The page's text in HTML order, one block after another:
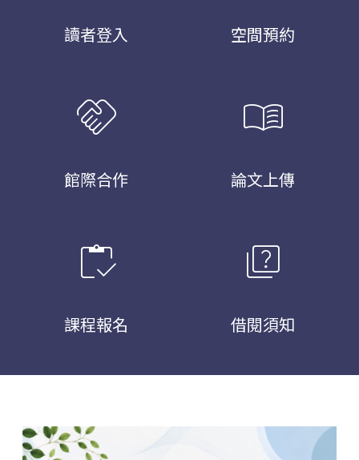
讀者登入 空間預約
handshake
館際合作
menu_book
論文上傳
inventory
課程報名
quiz
借閱須知